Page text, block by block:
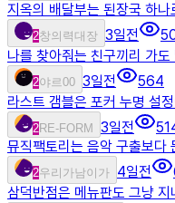
지옥의 배달부는 된장국 하
2창의력대장 3일전
나를 찾아줘는 친구끼리 가
2야르00 3일전
564
라스트 갬블은 포커 누명 설
2RE-FORM 3일전
뮤직팩토리는 음악 구출보다
2우리가남이가 4일전
삼덕반점은 메뉴판도 그냥